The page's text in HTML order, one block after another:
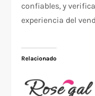
confiables, y
experiencia del
Relacionado